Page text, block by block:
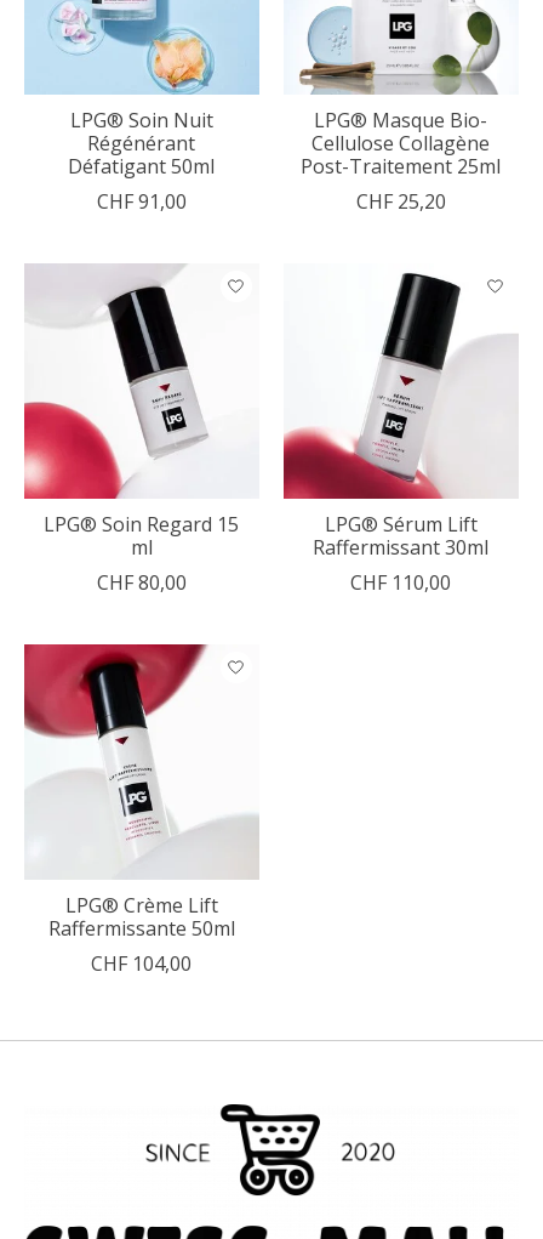
LPG® Soin Nuit
Régénérant
Défatigant 50ml
CHF 91,00
LPG® Masque Bio-
Cellulose Collagène
Post-Traitement 25ml
CHF 25,20
LPG® Soin Regard 15
ml
CHF 80,00
LPG® Sérum Lift
Raffermissant 30ml
CHF 110,00
LPG® Crème Lift
Raffermissante 50ml
CHF 104,00